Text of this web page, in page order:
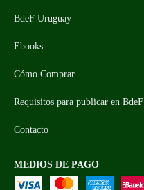
BdeF Uruguay
Ebooks
Cómo Comprar
Requisitos para publicar en BdeF
Contacto
MEDIOS DE PAGO